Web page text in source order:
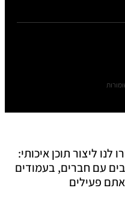
ליצור תוכן איכותי:
עם חברים, בעמודים
פעילים